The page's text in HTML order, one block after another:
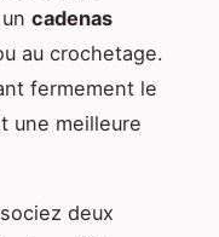
cadenas
au crochetage.
fermement le
une meilleure
deux